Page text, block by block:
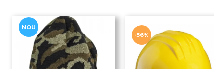
NOU
-56%